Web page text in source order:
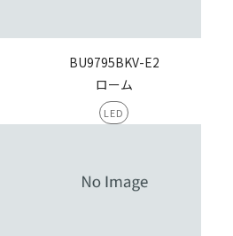
BU9795BKV-E2
ローム
LED